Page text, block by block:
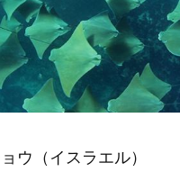
ウ（イスラエル）